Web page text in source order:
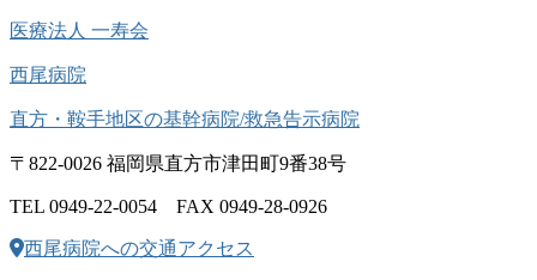
医療法人 一寿会
西尾病院
直方・鞍手地区の基幹病院/救急告示病院
〒822-0026 福岡県直方市津田町9番38号
TEL 0949-22-0054 FAX 0949-28-0926
西尾病院への交通アクセス